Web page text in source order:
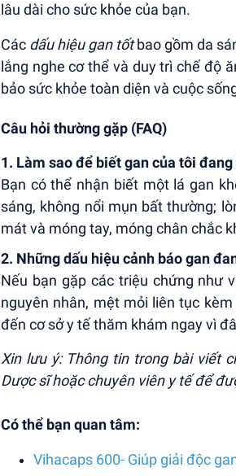
lâu dài cho sức khỏe của bạn.
Các dấu hiệu gan tốtbao gồm da
lắng nghe cơ thể và duy trì chế độ
bảo sức khỏe toàn diện và cuộc
Câu hỏi thường gặp (FAQ)
1. Làm sao để biết gan của tôi
Bạn có thể nhận biết một lá gan
sáng, không nổi mụn bất thường;
mát và móng tay, móng chân chắc
2. Những dấu hiệu cảnh báo gan
Nếu bạn gặp các triệu chứng như
nguyên nhân, mệt mỏi liên tục
đến cơ sở y tế thăm khám ngay vì
Xin lưu ý: Thông tin trong bài viết
Dược sĩ hoặc chuyên viên y tế để
Có thể bạn quan tâm:
Vihacaps 600- Giúp giải độc